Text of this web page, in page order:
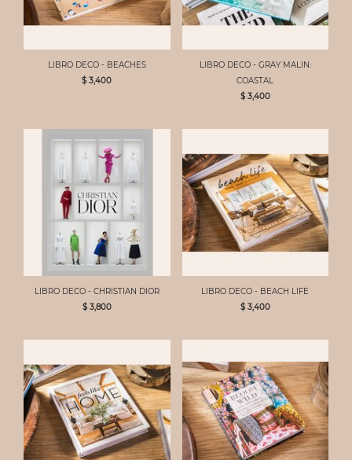
LIBRO DECO - BEACHES
$ 3,400
LIBRO DECO - GRAY MALIN:
COASTAL
$ 3,400
LIBRO DECO - CHRISTIAN DIOR
$ 3,800
LIBRO DECO - BEACH LIFE
$ 3,400